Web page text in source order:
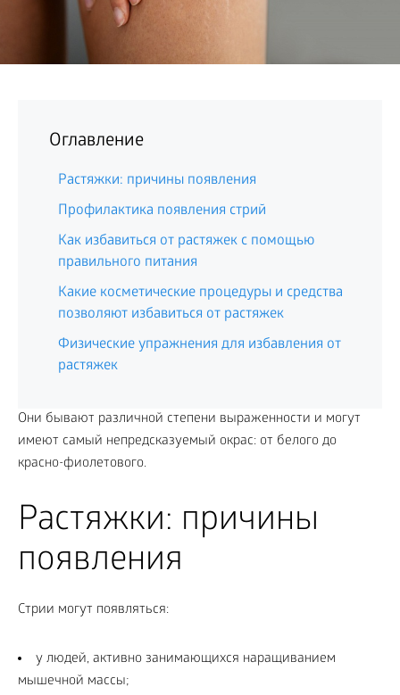
Оглавление
Растяжки: причины появления
Профилактика появления стрий
Как избавиться от растяжек с помощью
правильного питания
Какие косметические процедуры и средства
позволяют избавиться от растяжек
Физические упражнения для избавления от
растяжек
Они бывают различной степени выраженности и могут
имеют самый непредсказуемый окрас: от белого до
красно-фиолетового.
Растяжки: причины
появления
Стрии могут появляться:
у людей, активно занимающихся наращиванием
мышечной массы;